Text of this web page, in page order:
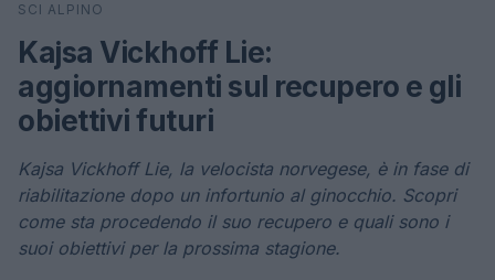
Cerca
SCI ALPINO
Kajsa Vickhoff Lie:
aggiornamenti sul recupero e gli
obiettivi futuri
Kajsa Vickhoff Lie, la velocista norvegese, è in fase di
riabilitazione dopo un infortunio al ginocchio. Scopri
come sta procedendo il suo recupero e quali sono i
suoi obiettivi per la prossima stagione.